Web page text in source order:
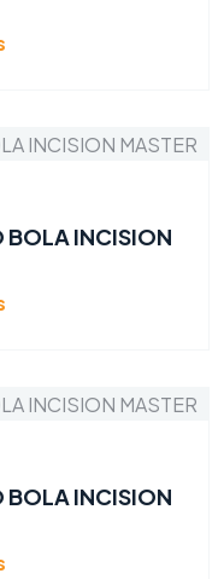
BOLA INCISION
BOLA INCISION